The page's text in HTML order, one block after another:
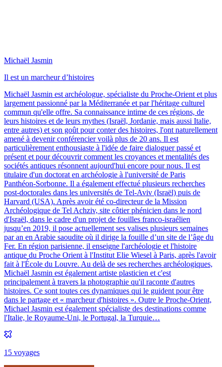
Michaël Jasmin
Il est un marcheur d’histoires
Michaël Jasmin est archéologue, spécialiste du Proche-Orient et plus
largement passionné par la Méditerranée et par l'héritage culturel
commun qu'elle offre. Sa connaissance intime de ces régions, de
leurs histoires et de leurs mythes (Israël, Jordanie, mais aussi Italie,
entre autres) et son goût pour conter des histoires, l'ont naturellement
amené à devenir conférencier voilà plus de 20 ans. Il est
particulièrement enthousiaste à l'idée de faire dialoguer passé et
présent et pour découvrir comment les croyances et mentalités des
sociétés antiques résonnent aujourd'hui encore pour nous. Il est
titulaire d'un doctorat en archéologie à l'université de Paris
Panthéon-Sorbonne. Il a également effectué plusieurs recherches
post-doctorales dans les universités de Tel-Aviv (Israël) puis de
Harvard (USA). Après avoir été co-directeur de la Mission
Archéologique de Tel Achziv, site côtier phénicien dans le nord
d'Israël, dans le cadre d'un projet de fouilles franco-israélien
jusqu’en 2019, il pose actuellement ses valises plusieurs semaines
par an en Arabie saoudite où il dirige la fouille d’un site de l’âge du
Fer. En région parisienne, il enseigne l'archéologie et l'histoire
antique du Proche Orient à l'Institut Elie Wiesel à Paris, après l'avoir
fait à l'École du Louvre. Au delà de ses recherches archéologiques,
Michaël Jasmin est également artiste plasticien et c'est
principalement à travers la photographie qu'il raconte d'autres
histoires. Ce sont toutes ces dynamiques qui le guident pour être
dans le partage et « marcheur d'histoires ». Outre le Proche-Orient,
Michael Jasmin est également spécialiste des destinations comme
l'Italie, le Royaume-Uni, le Portugal, la Turquie…
15 voyages